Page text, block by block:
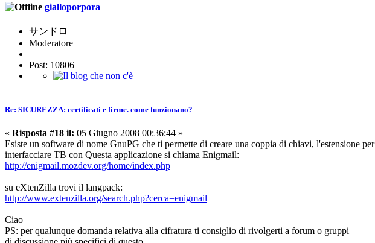
gialloporpora
サンドロ
Moderatore
Post: 10806
Re: SICUREZZA: certificati e firme. come funzionano?
« Risposta #18 il: 05 Giugno 2008 00:36:44 »
Esiste un software di nome GnuPG che ti permette di creare una coppia di chiavi, l'estensione per
interfacciare TB con Questa applicazione si chiama Enigmail:
http://enigmail.mozdev.org/home/index.php
su eXtenZilla trovi il langpack:
http://www.extenzilla.org/search.php?cerca=enigmail
Ciao
PS: per qualunque domanda relativa alla cifratura ti consiglio di rivolgerti a forum o gruppi